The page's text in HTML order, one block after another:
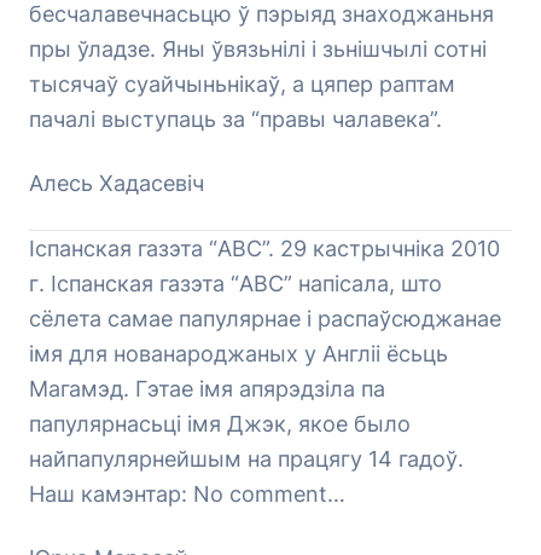
бесчалавечнасьцю ў пэрыяд знаходжаньня
пры ўладзе. Яны ўвязьнілі і зьнішчылі сотні
тысячаў суайчыньнікаў, а цяпер раптам
пачалі выступаць за “правы чалавека”.
Алесь Хадасевіч
Іспанская газэта “АВС”. 29 кастрычніка 2010
г. Іспанская газэта “АВС” напісала, што
сёлета самае папулярнае і распаўсюджанае
імя для нованароджаных у Англіі ёсьць
Магамэд. Гэтае імя апярэдзіла па
папулярнасьці імя Джэк, якое было
найпапулярнейшым на працягу 14 гадоў.
Наш камэнтар: No comment…